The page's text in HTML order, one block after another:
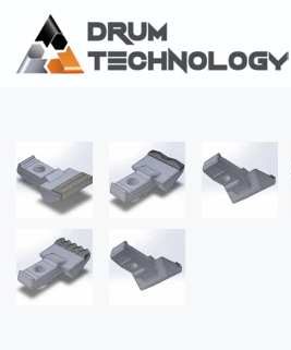
Skip to main content